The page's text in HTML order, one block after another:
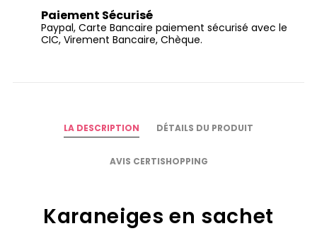
Paiement Sécurisé
Paypal, Carte Bancaire paiement sécurisé avec le
CIC, Virement Bancaire, Chèque.
LA DESCRIPTION DÉTAILS DU PRODUIT
AVIS CERTISHOPPING
Karaneiges en sachet